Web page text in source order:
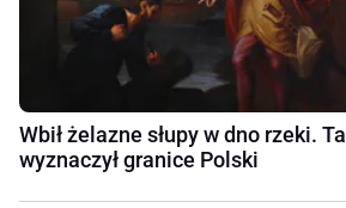
Wbił żelazne słupy w dno rzeki.
wyznaczył granice Polski